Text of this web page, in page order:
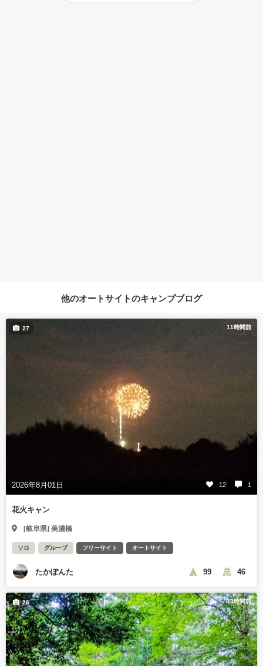
他のオートサイトのキャンプブログ
11時間前
2026年8月01日 12 1
27
花火キャン
[岐阜県] 美濃橋
ソロ グループ フリーサイト オートサイト
たかぽんた 99 46
13時間前
26